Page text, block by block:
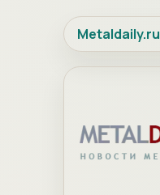
Metaldaily.ru